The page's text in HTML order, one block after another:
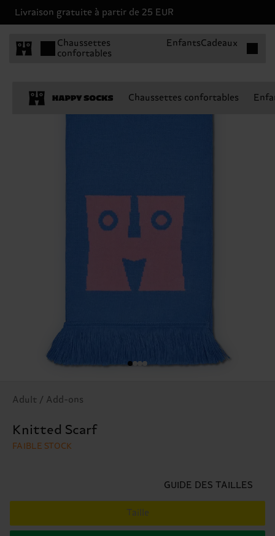
Livraison gratuite à partir de 25 EUR
Chaussettes
confortables
EnfantsCadeaux
Chaussettes confortables
Adult / Add-ons
Knitted Scarf
FAIBLE STOCK
GUIDE DES TAILLES
Taille